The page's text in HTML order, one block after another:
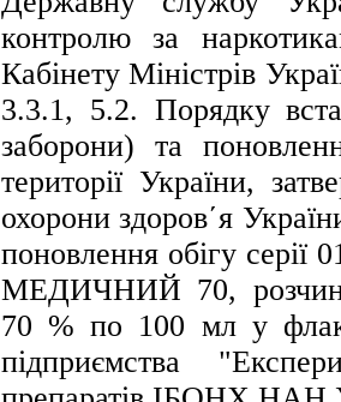
контролю за
Кабінету Міністрів
3.3.1, 5.2. Порядку
заборони) та
території України,
охорони здоров΄я
поновлення обігу серії
МЕДИЧНИЙ 70, розчин
70 % по 100 мл у
підприємства